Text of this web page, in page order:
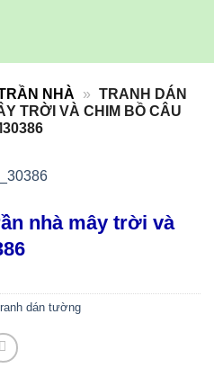
NHÀ » TRANH DÁN
TRỜI VÀ CHIM BỒ CÂU
nhà mây trời và
dán tường